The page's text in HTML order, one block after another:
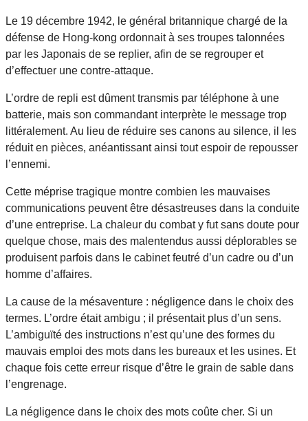
Le 19 décembre 1942, le général britannique chargé de la
défense de Hong-kong ordonnait à ses troupes talonnées
par les Japonais de se replier, afin de se regrouper et
d’effectuer une contre-attaque.
L’ordre de repli est dûment transmis par téléphone à une
batterie, mais son commandant interprète le message trop
littéralement. Au lieu de réduire ses canons au silence, il les
réduit en pièces, anéantissant ainsi tout espoir de repousser
l’ennemi.
Cette méprise tragique montre combien les mauvaises
communications peuvent être désastreuses dans la conduite
d’une entreprise. La chaleur du combat y fut sans doute pour
quelque chose, mais des malentendus aussi déplorables se
produisent parfois dans le cabinet feutré d’un cadre ou d’un
homme d’affaires.
La cause de la mésaventure : négligence dans le choix des
termes. L’ordre était ambigu ; il présentait plus d’un sens.
L’ambiguïté des instructions n’est qu’une des formes du
mauvais emploi des mots dans les bureaux et les usines. Et
chaque fois cette erreur risque d’être le grain de sable dans
l’engrenage.
La négligence dans le choix des mots coûte cher. Si un